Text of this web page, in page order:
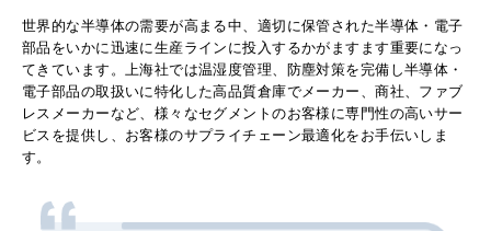
世界的な半導体の需要が高まる中、適切に保管された半導体・電子
部品をいかに迅速に生産ラインに投入するかがますます重要になっ
てきています。上海社では温湿度管理、防塵対策を完備し半導体・
電子部品の取扱いに特化した高品質倉庫でメーカー、商社、ファブ
レスメーカーなど、様々なセグメントのお客様に専門性の高いサー
ビスを提供し、お客様のサプライチェーン最適化をお手伝いしま
す。